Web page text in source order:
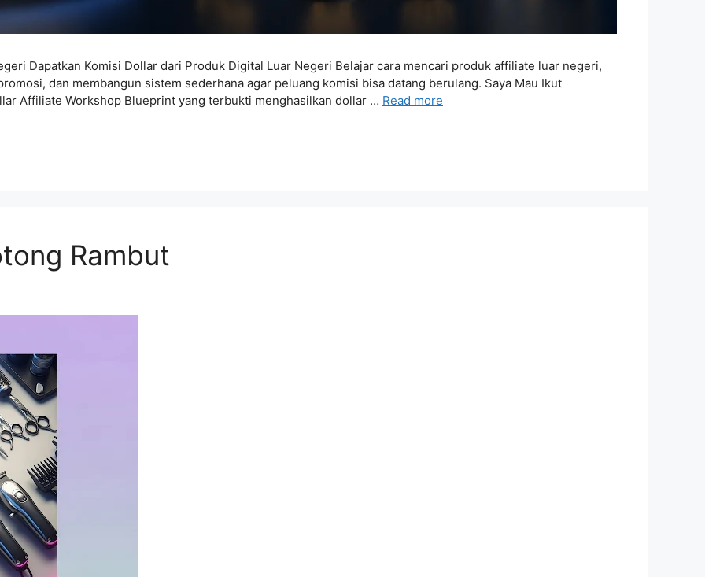
Dapatkan Komisi Dollar dari Produk Digital Luar Negeri Belajar cara mencari produk affiliate luar negeri,
dan membangun sistem sederhana agar peluang komisi bisa datang berulang. Saya Mau Ikut
Affiliate Workshop Blueprint yang terbukti menghasilkan dollar … Read more
Rambut